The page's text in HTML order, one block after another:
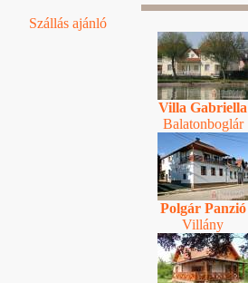
Szállás ajánló
Villa Gabriella
Balatonboglár
Polgár Panzió
Villány